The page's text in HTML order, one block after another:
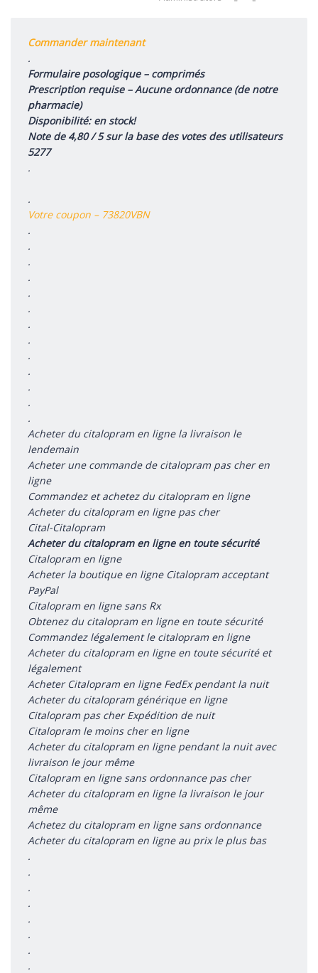
Commander maintenant
.
Formulaire posologique – comprimés
Prescription requise – Aucune ordonnance (de notre
pharmacie)
Disponibilité: en stock!
Note de 4,80 / 5 sur la base des votes des utilisateurs
5277
.
.
Votre coupon – 73820VBN
.
.
.
.
.
.
.
.
.
.
.
.
.
Acheter du citalopram en ligne la livraison le
lendemain
Acheter une commande de citalopram pas cher en
ligne
Commandez et achetez du citalopram en ligne
Acheter du citalopram en ligne pas cher
Cital-Citalopram
Acheter du citalopram en ligne en toute sécurité
Citalopram en ligne
Acheter la boutique en ligne Citalopram acceptant
PayPal
Citalopram en ligne sans Rx
Obtenez du citalopram en ligne en toute sécurité
Commandez légalement le citalopram en ligne
Acheter du citalopram en ligne en toute sécurité et
légalement
Acheter Citalopram en ligne FedEx pendant la nuit
Acheter du citalopram générique en ligne
Citalopram pas cher Expédition de nuit
Citalopram le moins cher en ligne
Acheter du citalopram en ligne pendant la nuit avec
livraison le jour même
Citalopram en ligne sans ordonnance pas cher
Acheter du citalopram en ligne la livraison le jour
même
Achetez du citalopram en ligne sans ordonnance
Acheter du citalopram en ligne au prix le plus bas
.
.
.
.
.
.
.
.